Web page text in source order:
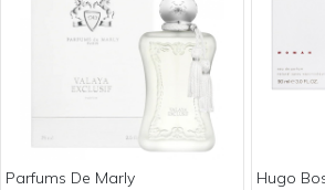
Parfums De Marly Hugo